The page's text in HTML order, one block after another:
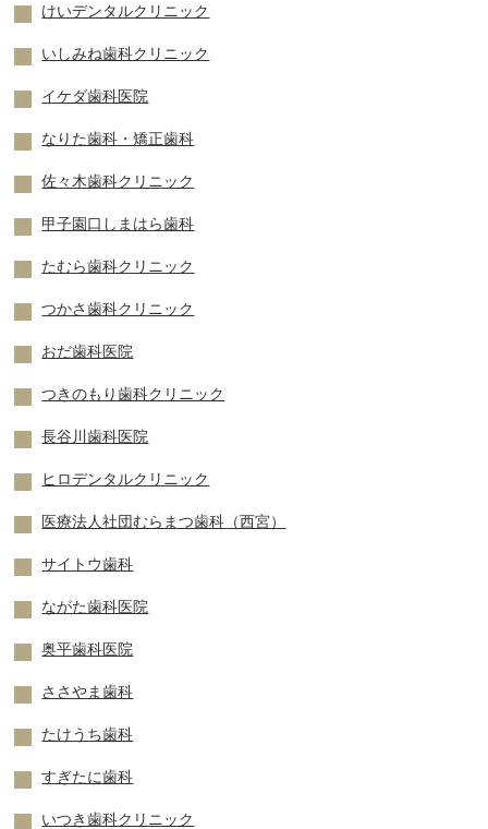
けいデンタルクリニック
いしみね歯科クリニック
イケダ歯科医院
なりた歯科・矯正歯科
佐々木歯科クリニック
甲子園口しまはら歯科
たむら歯科クリニック
つかさ歯科クリニック
おだ歯科医院
つきのもり歯科クリニック
長谷川歯科医院
ヒロデンタルクリニック
医療法人社団むらまつ歯科（西宮）
サイトウ歯科
ながた歯科医院
奥平歯科医院
ささやま歯科
たけうち歯科
すぎたに歯科
いつき歯科クリニック